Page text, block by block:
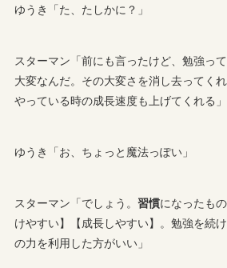
ゆうき「た、たしかに？」
スターマン「前にも言ったけど、勉強っ
大変なんだ。その大変さを消し去ってく
やっている時の成長速度も上げてくれる」
ゆうき「お、ちょっと魔法っぽい」
スターマン「でしょう。習慣になったも
けやすい】【成長しやすい】。勉強を続
の力を利用した方がいい」